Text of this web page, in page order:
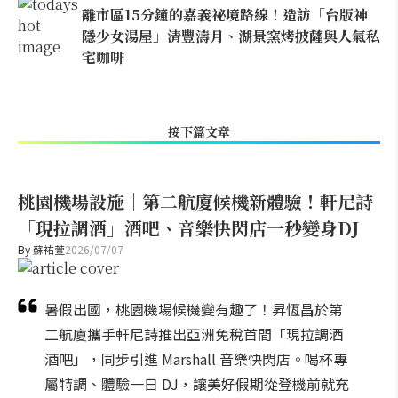
離市區15分鐘的嘉義祕境路線！造訪「台版神
隱少女湯屋」清豐濤月、湖景窯烤披薩與人氣私
宅咖啡
接下篇文章
桃園機場設施｜第二航廈候機新體驗！軒尼詩
「現拉調酒」酒吧、音樂快閃店一秒變身DJ
By蘇祐萱2026/07/07
暑假出國，桃園機場候機變有趣了！昇恆昌於第
二航廈攜手軒尼詩推出亞洲免稅首間「現拉調酒
酒吧」，同步引進 Marshall 音樂快閃店。喝杯專
屬特調、體驗一日 DJ，讓美好假期從登機前就充